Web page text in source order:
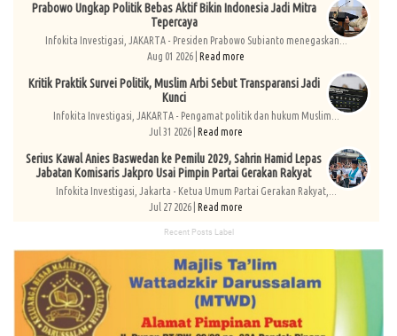
Prabowo Ungkap Politik Bebas Aktif Bikin Indonesia Jadi Mitra
Tepercaya
Infokita Investigasi, JAKARTA - Presiden Prabowo Subianto menegaskan...
Aug 01 2026 | Read more
Kritik Praktik Survei Politik, Muslim Arbi Sebut Transparansi Jadi
Kunci
Infokita Investigasi, JAKARTA - Pengamat politik dan hukum Muslim...
Jul 31 2026 | Read more
Serius Kawal Anies Baswedan ke Pemilu 2029, Sahrin Hamid Lepas
Jabatan Komisaris Jakpro Usai Pimpin Partai Gerakan Rakyat
Infokita Investigasi, Jakarta - Ketua Umum Partai Gerakan Rakyat,...
Jul 27 2026 | Read more
Recent Posts Label